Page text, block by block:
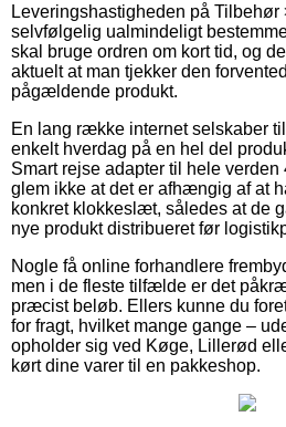
Leveringshastigheden på Tilbehør
selvfølgelig ualmindeligt
skal bruge ordren om kort tid, og
aktuelt at man tjekker den
pågældende produkt.
En lang række internet selskaber
enkelt hverdag på en hel del
Smart rejse adapter til hele
glem ikke at det er afhængig af at
konkret klokkeslæt, således at de
nye produkt distribueret før
Nogle få online forhandlere
men i de fleste tilfælde er det
præcist beløb. Ellers kunne du
for fragt, hvilket mange gange –
opholder sig ved Køge, Lillerød
kørt dine varer til en pakkeshop.